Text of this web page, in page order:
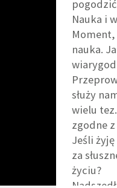
Nauka i
nauka.
służy
wielu
zgodne
Jeśli
za
życiu?